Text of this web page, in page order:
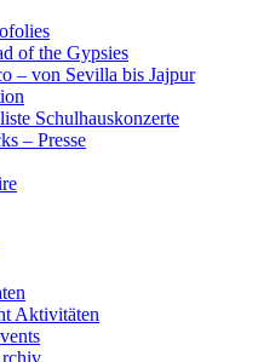
of the Gypsies
– von Sevilla bis Jajpur
Schulhauskonzerte
– Presse
Aktivitäten